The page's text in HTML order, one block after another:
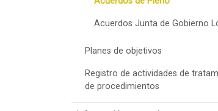
Acuerdos Junta de Gobierno
Planes de objetivos
Registro de actividades de
de procedimientos